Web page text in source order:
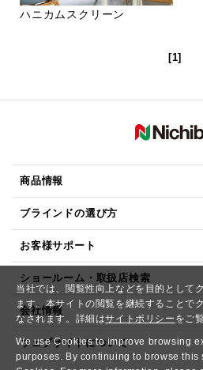
当社では、閲覧性向上などを目的として
ます。本サイトの閲覧を継続することで
なされます。詳細はサイトポリシー をご
We use Cookies to improve browsing
purposes. By continuing to browse this
ハニカムスクリーン
[1]
商品情報
ブラインドの選び方
お客様サポート
ショールーム・取扱店検索
会社情報
ウェブサイトについて